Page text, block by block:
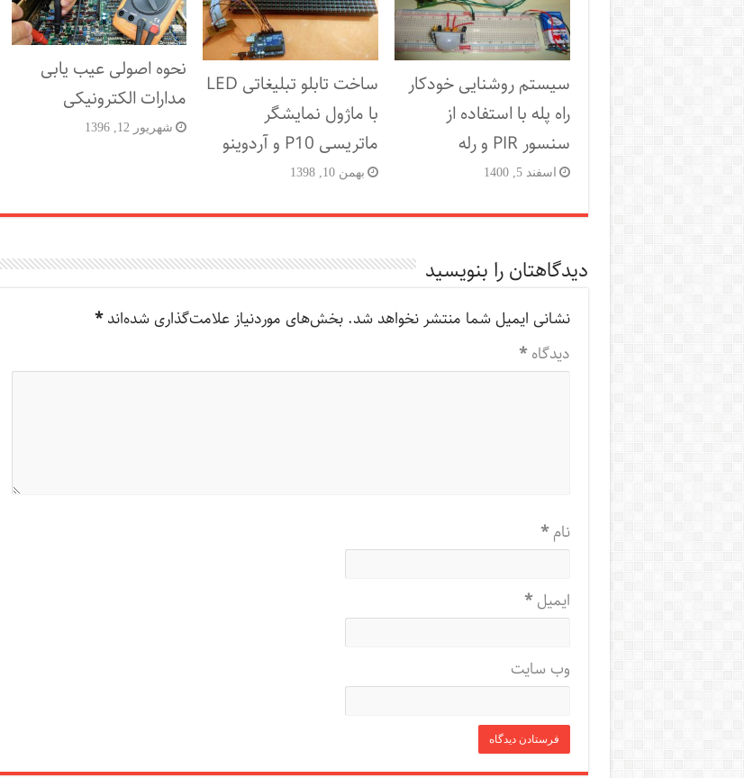
سیستم روشنایی خودکار
راه پله با استفاده از
سنسور PIR و رله
اسفند 5, 1400
ساخت تابلو تبلیغاتی LED
با ماژول نمایشگر
ماتریسی P10 و آردوینو
بهمن 10, 1398
نحوه اصولی عیب یابی
مدارات الکترونیکی
شهریور 12, 1396
دیدگاهتان را بنویسید
نشانی ایمیل شما منتشر نخواهد شد. بخش‌های موردنیاز علامت‌گذاری شده‌اند*
دیدگاه*
نام*
ایمیل*
وب‌ سایت